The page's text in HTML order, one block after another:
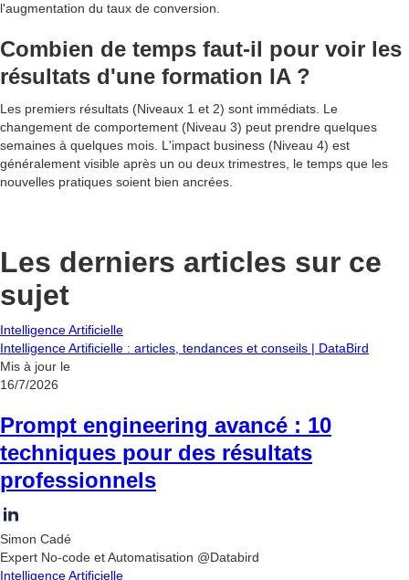
l'augmentation du taux de conversion.
Combien de temps faut-il pour voir les
résultats d'une formation IA ?
Les premiers résultats (Niveaux 1 et 2) sont immédiats. Le
changement de comportement (Niveau 3) peut prendre quelques
semaines à quelques mois. L'impact business (Niveau 4) est
généralement visible après un ou deux trimestres, le temps que les
nouvelles pratiques soient bien ancrées.
Les derniers articles sur ce
sujet
Intelligence Artificielle
Intelligence Artificielle : articles, tendances et conseils | DataBird
Mis à jour le
16/7/2026
Prompt engineering avancé : 10
techniques pour des résultats
professionnels
Simon Cadé
Expert No-code et Automatisation @Databird
Intelligence Artificielle